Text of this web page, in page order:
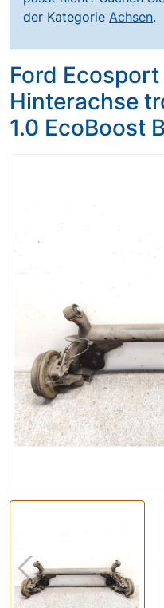
der Kategorie Achsen.
Ford Ecosport
Hinterachse
1.0 EcoBoost